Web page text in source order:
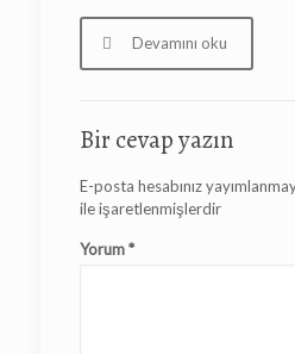
Devamını oku
Bir cevap yazın
E-posta hesabınız
ile işaretlenmişlerdir
Yorum*